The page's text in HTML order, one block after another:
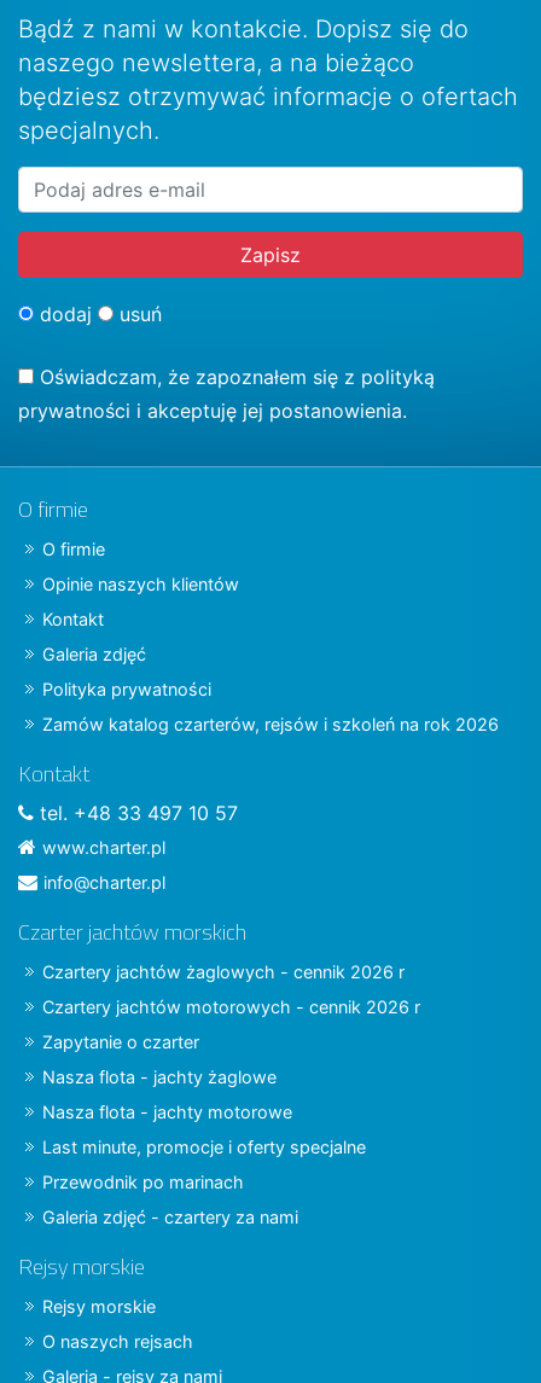
Bądź z nami w kontakcie. Dopisz się do
naszego newslettera, a na bieżąco
będziesz otrzymywać informacje o ofertach
specjalnych.
dodaj usuń
Oświadczam, że zapoznałem się z polityką
prywatności i akceptuję jej postanowienia.
O firmie
O firmie
Opinie naszych klientów
Kontakt
Galeria zdjęć
Polityka prywatności
Zamów katalog czarterów, rejsów i szkoleń na rok 2026
Kontakt
tel. +48 33 497 10 57
www.charter.pl
info@charter.pl
Czarter jachtów morskich
Czartery jachtów żaglowych - cennik 2026 r
Czartery jachtów motorowych - cennik 2026 r
Zapytanie o czarter
Nasza flota - jachty żaglowe
Nasza flota - jachty motorowe
Last minute, promocje i oferty specjalne
Przewodnik po marinach
Galeria zdjęć - czartery za nami
Rejsy morskie
Rejsy morskie
O naszych rejsach
Galeria - rejsy za nami